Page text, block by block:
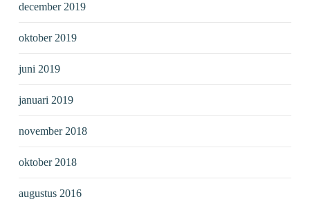
december 2019
oktober 2019
juni 2019
januari 2019
november 2018
oktober 2018
augustus 2016